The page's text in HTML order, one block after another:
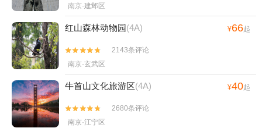
南京·建邺区
红山森林动物园(4A) ¥66起


2143条评论
南京·玄武区
牛首山文化旅游区(4A) ¥40起


2680条评论
南京·江宁区